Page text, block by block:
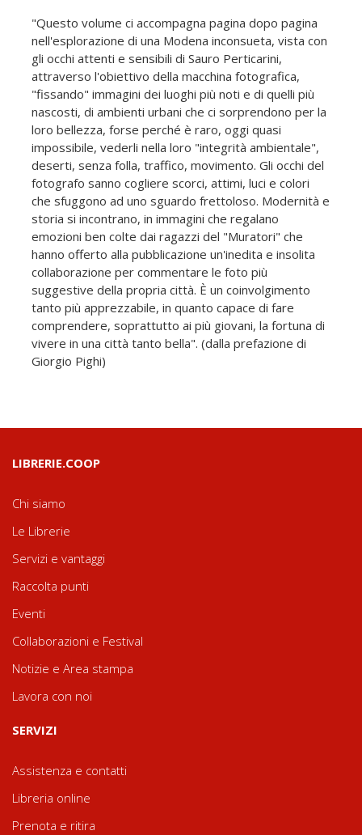
"Questo volume ci accompagna pagina dopo pagina
nell'esplorazione di una Modena inconsueta, vista con
gli occhi attenti e sensibili di Sauro Perticarini,
attraverso l'obiettivo della macchina fotografica,
"fissando" immagini dei luoghi più noti e di quelli più
nascosti, di ambienti urbani che ci sorprendono per la
loro bellezza, forse perché è raro, oggi quasi
impossibile, vederli nella loro "integrità ambientale",
deserti, senza folla, traffico, movimento. Gli occhi del
fotografo sanno cogliere scorci, attimi, luci e colori
che sfuggono ad uno sguardo frettoloso. Modernità e
storia si incontrano, in immagini che regalano
emozioni ben colte dai ragazzi del "Muratori" che
hanno offerto alla pubblicazione un'inedita e insolita
collaborazione per commentare le foto più
suggestive della propria città. È un coinvolgimento
tanto più apprezzabile, in quanto capace di fare
comprendere, soprattutto ai più giovani, la fortuna di
vivere in una città tanto bella". (dalla prefazione di
Giorgio Pighi)
LIBRERIE.COOP
Chi siamo
Le Librerie
Servizi e vantaggi
Raccolta punti
Eventi
Collaborazioni e Festival
Notizie e Area stampa
Lavora con noi
SERVIZI
Assistenza e contatti
Libreria online
Prenota e ritira